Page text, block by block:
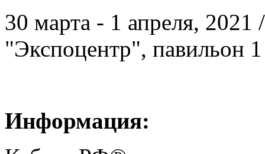
30 марта - 1 апреля,
"Экспоцентр", павильон 1
Информация: